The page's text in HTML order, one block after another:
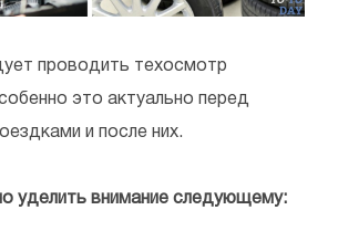
проводить техосмотр
это актуально перед
и после них.
уделить внимание следующему: